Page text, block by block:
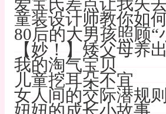
童装设计师教你如
80后的大男孩照顾
【妙！】矮父母养
我的淘气宝贝
儿童挖耳朵不宜
女人间的交际潜规则